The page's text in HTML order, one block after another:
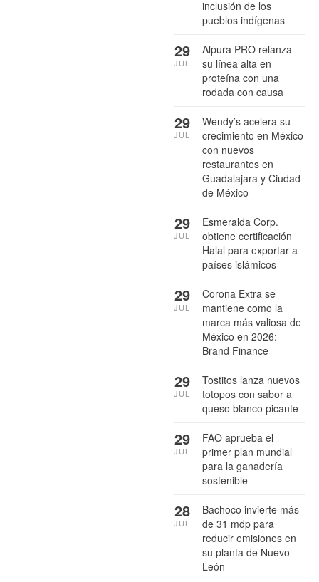
inclusión de los
pueblos indígenas
Alpura PRO relanza
su línea alta en
proteína con una
rodada con causa
29
JUL
Wendy’s acelera su
crecimiento en México
con nuevos
restaurantes en
Guadalajara y Ciudad
de México
29
JUL
Esmeralda Corp.
obtiene certificación
Halal para exportar a
países islámicos
29
JUL
Corona Extra se
mantiene como la
marca más valiosa de
México en 2026:
Brand Finance
29
JUL
Tostitos lanza nuevos
totopos con sabor a
queso blanco picante
29
JUL
FAO aprueba el
primer plan mundial
para la ganadería
sostenible
29
JUL
Bachoco invierte más
de 31 mdp para
reducir emisiones en
su planta de Nuevo
León
28
JUL